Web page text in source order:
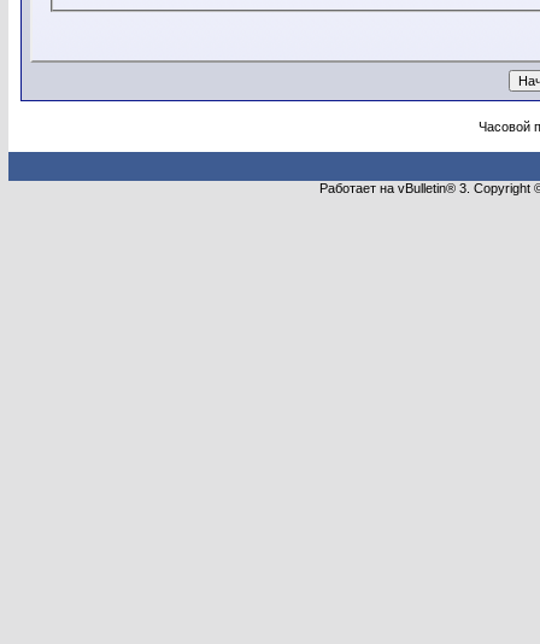
Часовой
Работает на vBulletin® 3.